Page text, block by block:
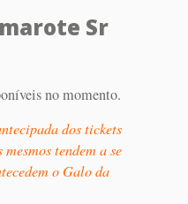
Sr
no momento.
dos tickets
tendem a se
o Galo da